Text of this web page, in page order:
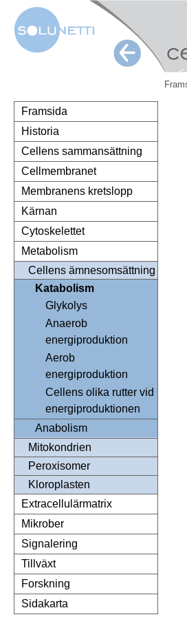
Framsida
Historia
Cellens sammansättning
Cellmembranet
Membranens kretslopp
Kärnan
Cytoskelettet
Metabolism
Cellens ämnesomsättning
Katabolism
Glykolys
Anaerob
energiproduktion
Aerob
energiproduktion
Cellens olika rutter vid
energiproduktionen
Anabolism
Mitokondrien
Peroxisomer
Kloroplasten
Extracellulärmatrix
Mikrober
Signalering
Tillväxt
Forskning
Sidakarta